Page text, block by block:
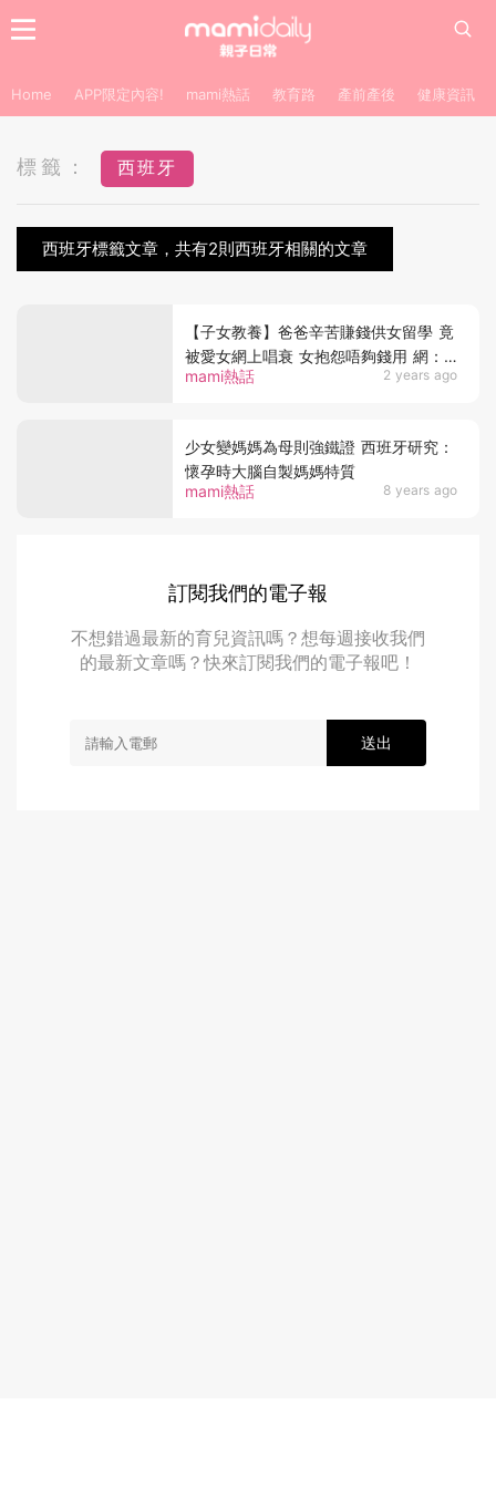
Home APP限定內容! mami熱話 教育路 產前產後 健康資訊
標籤： 西班牙
西班牙標籤文章，共有2則西班牙相關的文章
mami熱話 2 years ago
【子女教養】爸爸辛苦賺錢供女留學 竟
被愛女網上唱衰 女抱怨唔夠錢用 網：
應該自己想辦法
mami熱話 8 years ago
少女變媽媽為母則強鐵證 西班牙研究：
懷孕時大腦自製媽媽特質
訂閱我們的電子報
不想錯過最新的育兒資訊嗎？想每週接收我們
的最新文章嗎？快來訂閱我們的電子報吧！
送出